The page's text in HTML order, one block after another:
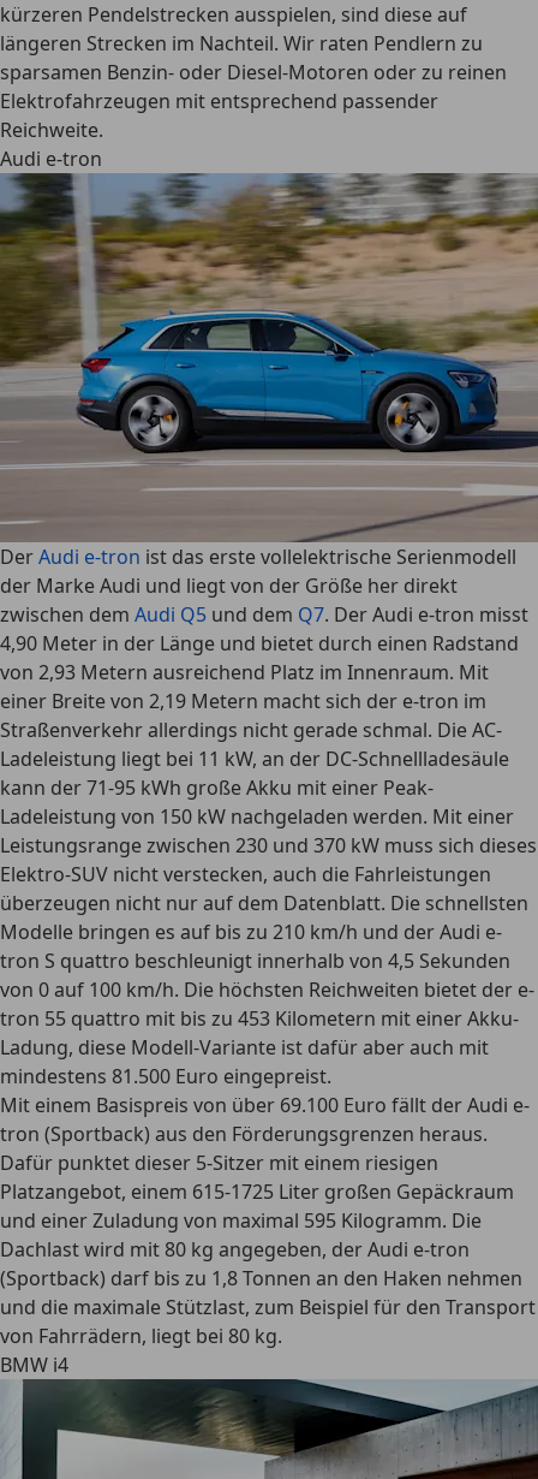
kürzeren Pendelstrecken ausspielen, sind diese auf
längeren Strecken im Nachteil. Wir raten Pendlern zu
sparsamen Benzin- oder Diesel-Motoren oder zu reinen
Elektrofahrzeugen mit entsprechend passender
Reichweite.
Audi e-tron
DerAudi e-tron ist das erste vollelektrische Serienmodell
der Marke Audi und liegt von der Größe her direkt
zwischen dem Audi Q5 und dem Q7. Der Audi e-tron misst
4,90 Meter in der Länge und bietet durch einen Radstand
von 2,93 Metern ausreichend Platz im Innenraum. Mit
einer Breite von 2,19 Metern macht sich der e-tron im
Straßenverkehr allerdings nicht gerade schmal. DieAC-
Ladeleistung liegt bei 11 kW, an der DC-Schnellladesäule
kann der 71-95 kWh große Akku mit einer Peak-
Ladeleistung von 150 kW nachgeladen werden. Mit einer
Leistungsrange zwischen 230 und 370 kW muss sich dieses
Elektro-SUV nicht verstecken, auch die Fahrleistungen
überzeugen nicht nur auf dem Datenblatt. Die schnellsten
Modelle bringen es auf bis zu 210 km/h und der Audi e-
tron S quattro beschleunigt innerhalb von 4,5 Sekunden
von 0 auf 100 km/h. Die höchsten Reichweiten bietet der e-
tron 55 quattro mit bis zu 453 Kilometern mit einer Akku-
Ladung, diese Modell-Variante ist dafür aber auch mit
mindestens 81.500 Euro eingepreist.
Mit einem Basispreis von über 69.100 Euro fällt der Audi e-
tron (Sportback) aus den Förderungsgrenzen heraus.
Dafür punktet dieser 5-Sitzer mit einem riesigen
Platzangebot, einem 615-1725 Liter großen Gepäckraum
und einer Zuladung von maximal 595 Kilogramm. Die
Dachlast wird mit 80 kg angegeben, der Audi e-tron
(Sportback) darf bis zu 1,8 Tonnen an den Haken nehmen
und die maximale Stützlast, zum Beispiel für den Transport
von Fahrrädern, liegt bei 80 kg.
BMW i4